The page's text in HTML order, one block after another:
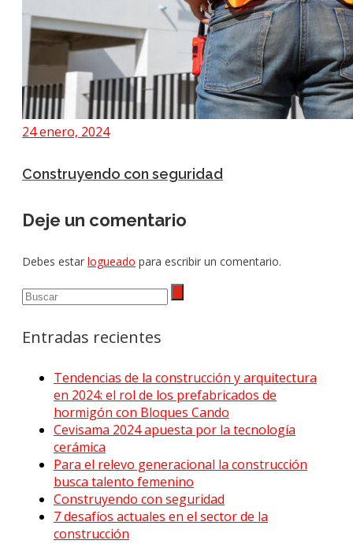
24 enero, 2024
Construyendo con seguridad
Deje un comentario
Debes estar logueado para escribir un comentario.
Entradas recientes
Tendencias de la construcción y arquitectura
en 2024: el rol de los prefabricados de
hormigón con Bloques Cando
Cevisama 2024 apuesta por la tecnología
cerámica
Para el relevo generacional la construcción
busca talento femenino
Construyendo con seguridad
7 desafíos actuales en el sector de la
construcción